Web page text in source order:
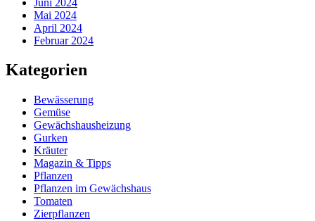
Mai 2024
April 2024
Februar 2024
Kategorien
Bewässerung
Gemüse
Gewächshausheizung
Gurken
Kräuter
Magazin & Tipps
Pflanzen
Pflanzen im Gewächshaus
Tomaten
Zierpflanzen